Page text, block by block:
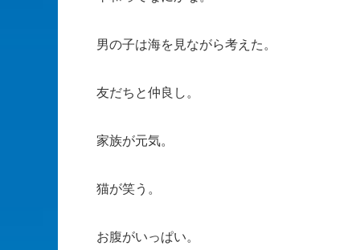
男の子は海を見ながら考えた。
友だちと仲良し。
家族が元気。
猫が笑う。
お腹がいっぱい。